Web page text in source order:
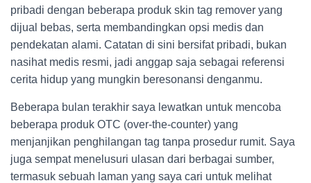
pribadi dengan beberapa produk skin tag remover yang
dijual bebas, serta membandingkan opsi medis dan
pendekatan alami. Catatan di sini bersifat pribadi, bukan
nasihat medis resmi, jadi anggap saja sebagai referensi
cerita hidup yang mungkin beresonansi denganmu.
Beberapa bulan terakhir saya lewatkan untuk mencoba
beberapa produk OTC (over-the-counter) yang
menjanjikan penghilangan tag tanpa prosedur rumit. Saya
juga sempat menelusuri ulasan dari berbagai sumber,
termasuk sebuah laman yang saya cari untuk melihat